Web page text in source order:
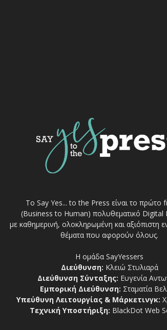
Το Say Yes... to the Press είναι το πρώτο
(Business to Human) πολυθεματικό Digital
με καθημερινή, ολοκληρωμένη και αξιόπιστη
θέματα που αφορούν όλους.
Η ομάδα SayYessers
Διεύθυνση: Κλειώ Στυλιαρά
Διεύθυνση Σύνταξης: Ευγενία
Εμπορική Διεύθυνση: Σταματία
Υπεύθυνη Λειτουργίας & Μάρκετινγκ:
Τεχνική Υποστήριξη: BlackDot Web